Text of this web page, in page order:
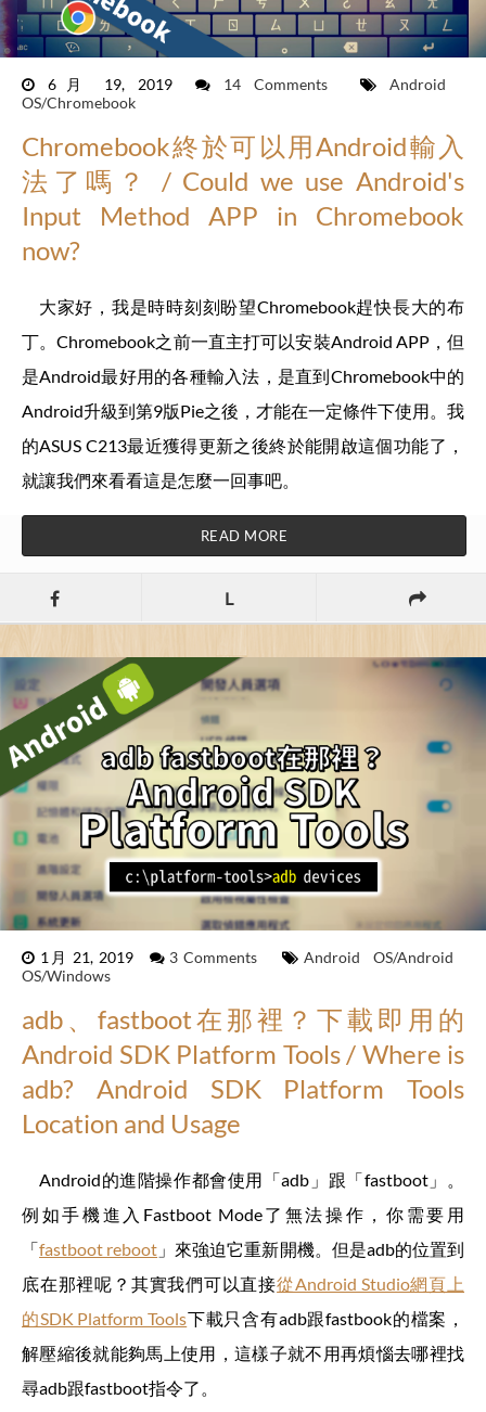
6月 19, 2019 14 Comments
Android
OS/Chromebook
Chromebook終於可以用Android輸入
法了嗎？ / Could we use Android's
Input Method APP in Chromebook
now?
大家好，我是時時刻刻盼望Chromebook趕快長大的布
丁。Chromebook之前一直主打可以安裝Android APP，但
是Android最好用的各種輸入法，是直到Chromebook中的
Android升級到第9版Pie之後，才能在一定條件下使用。我
的ASUS C213最近獲得更新之後終於能開啟這個功能了，
就讓我們來看看這是怎麼一回事吧。
READ MORE
L
1月 21, 2019 3 Comments Android
OS/Android
OS/Windows
adb、fastboot在那裡？下載即用的
Android SDK Platform Tools / Where is
adb? Android SDK Platform Tools
Location and Usage
Android的進階操作都會使用「adb」跟「fastboot」。
例如手機進入Fastboot Mode了無法操作，你需要用
「fastboot reboot 」來強迫它重新開機。但是adb的位置到
底在那裡呢？其實我們可以直接從Android Studio網頁上
的SDK Platform Tools下載只含有adb跟fastbook的檔案，
解壓縮後就能夠馬上使用，這樣子就不用再煩惱去哪裡找
尋adb跟fastboot指令了。